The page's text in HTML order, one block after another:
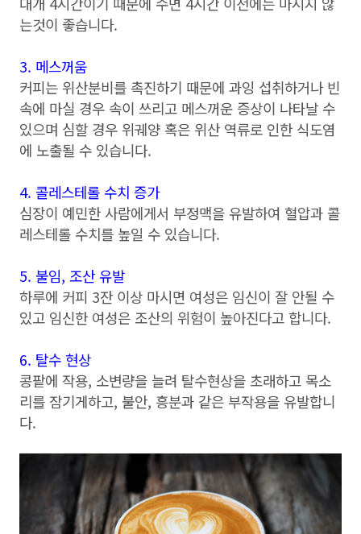
는것이 좋습니다.
3. 메스꺼움
커피는 위산분비를 촉진하기 때문에 과잉 섭취하거나 빈
속에 마실 경우 속이 쓰리고 메스꺼운 증상이 나타날 수
있으며 심할 경우 위궤양 혹은 위산 역류로 인한 식도염
에 노출될 수 있습니다.
4. 콜레스테롤 수치 증가
심장이 예민한 사람에게서 부정맥을 유발하여 혈압과 콜
레스테롤 수치를 높일 수 있습니다.
5. 불임, 조산 유발
하루에 커피 3잔 이상 마시면 여성은 임신이 잘 안될 수
있고 임신한 여성은 조산의 위험이 높아진다고 합니다.
6. 탈수 현상
콩팥에 작용, 소변량을 늘려 탈수현상을 초래하고 목소
리를 잠기게하고, 불안, 흥분과 같은 부작용을 유발합니
다.